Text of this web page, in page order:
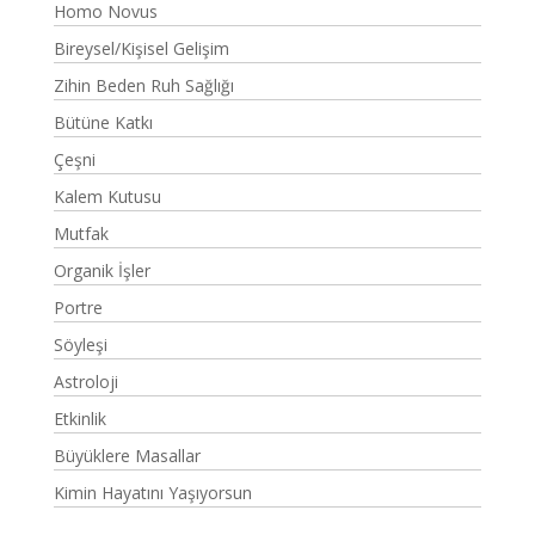
Homo Novus
Bireysel/Kişisel Gelişim
Zihin Beden Ruh Sağlığı
Bütüne Katkı
Çeşni
Kalem Kutusu
Mutfak
Organik İşler
Portre
Söyleşi
Astroloji
Etkinlik
Büyüklere Masallar
Kimin Hayatını Yaşıyorsun